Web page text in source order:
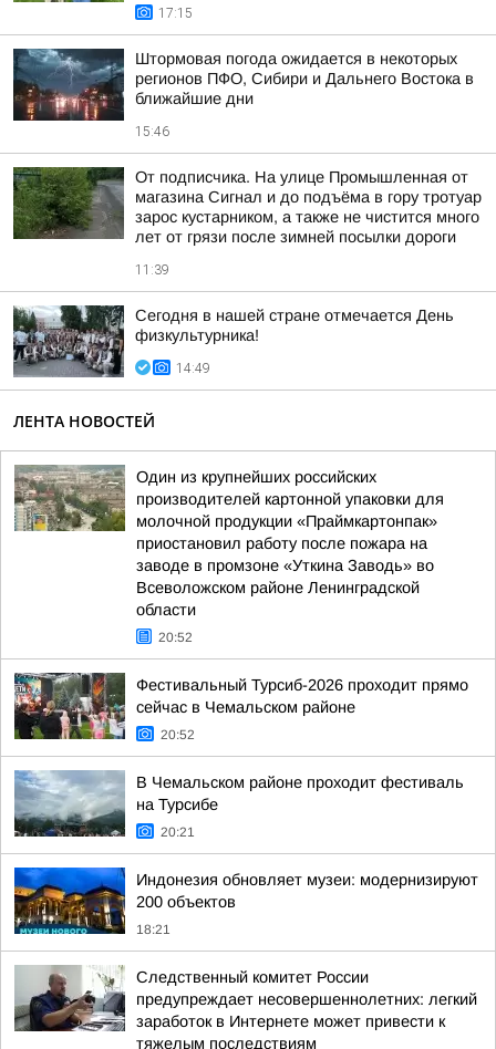
17:15
Штормовая погода ожидается в некоторых
регионов ПФО, Сибири и Дальнего Востока в
ближайшие дни
15:46
От подписчика. На улице Промышленная от
магазина Сигнал и до подъёма в гору тротуар
зарос кустарником, а также не чистится много
лет от грязи после зимней посылки дороги
11:39
Сегодня в нашей стране отмечается День
физкультурника!
14:49
ЛЕНТА НОВОСТЕЙ
Один из крупнейших российских
производителей картонной упаковки для
молочной продукции «Праймкартонпак»
приостановил работу после пожара на
заводе в промзоне «Уткина Заводь» во
Всеволожском районе Ленинградской
области
20:52
Фестивальный Турсиб-2026 проходит прямо
сейчас в Чемальском районе
20:52
В Чемальском районе проходит фестиваль
на Турсибе
20:21
Индонезия обновляет музеи: модернизируют
200 объектов
18:21
Следственный комитет России
предупреждает несовершеннолетних: легкий
заработок в Интернете может привести к
тяжелым последствиям